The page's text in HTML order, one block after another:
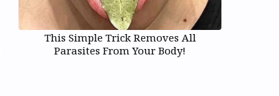
This Simple Trick Removes All
Parasites From Your Body!